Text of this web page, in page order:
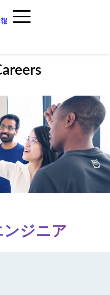
ジニア